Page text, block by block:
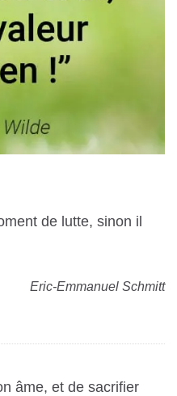
de lutte, sinon il
Eric-Emmanuel Schmitt
âme, et de sacrifier